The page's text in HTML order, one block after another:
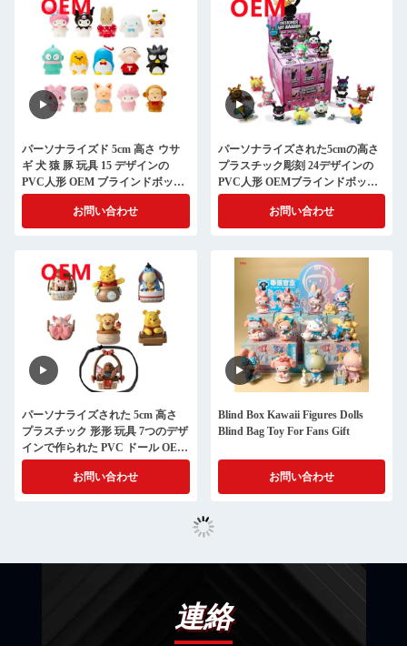
パーソナライズド 5cm 高さ ウサ
ギ 犬 猿 豚 玩具 15 デザインの
PVC人形 OEM ブラインドボック
ス ミニ 玩具
お問い合わせ
パーソナライズされた5cmの高さ
プラスチック彫刻 24デザインの
PVC人形 OEMブラインドボック
スおもちゃ
お問い合わせ
パーソナライズされた 5cm 高さ
プラスチック 形形 玩具 7つのデザ
インで作られた PVC ドール OEM
キッズのための可愛い動物
お問い合わせ
Blind Box Kawaii Figures Dolls
Blind Bag Toy For Fans Gift
お問い合わせ
連絡